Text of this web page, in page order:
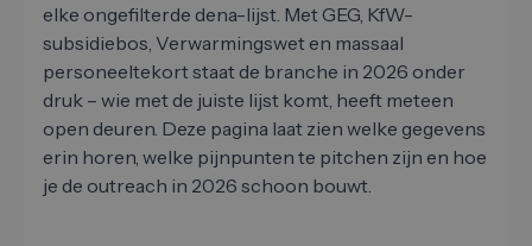
elke ongefilterde dena-lijst. Met GEG, KfW-
subsidiebos, Verwarmingswet en massaal
personeeltekort staat de branche in 2026 onder
druk – wie met de juiste lijst komt, heeft meteen
open deuren. Deze pagina laat zien welke gegevens
erin horen, welke pijnpunten te pitchen zijn en hoe
je de outreach in 2026 schoon bouwt.